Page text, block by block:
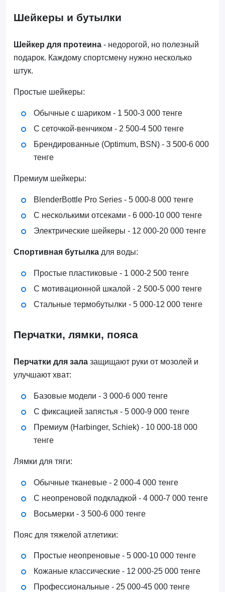
Шейкеры и бутылки
Шейкер для протеина- недорогой, но полезный
подарок. Каждому спортсмену нужно несколько
штук.
Простые шейкеры:
Обычные с шариком - 1 500-3 000 тенге
С сеточкой-венчиком - 2 500-4 500 тенге
Брендированные (Optimum, BSN) - 3 500-6 000
тенге
Премиум шейкеры:
BlenderBottle Pro Series - 5 000-8 000 тенге
С несколькими отсеками - 6 000-10 000 тенге
Электрические шейкеры - 12 000-20 000 тенге
Спортивная бутылкадля воды:
Простые пластиковые - 1 000-2 500 тенге
С мотивационной шкалой - 2 500-5 000 тенге
Стальные термобутылки - 5 000-12 000 тенге
Перчатки, лямки, пояса
Перчатки для залазащищают руки от мозолей и
улучшают хват:
Базовые модели - 3 000-6 000 тенге
С фиксацией запястья - 5 000-9 000 тенге
Премиум (Harbinger, Schiek) - 10 000-18 000
тенге
Лямки для тяги:
Обычные тканевые - 2 000-4 000 тенге
С неопреновой подкладкой - 4 000-7 000 тенге
Восьмерки - 3 500-6 000 тенге
Пояс для тяжелой атлетики:
Простые неопреновые - 5 000-10 000 тенге
Кожаные классические - 12 000-25 000 тенге
Профессиональные - 25 000-45 000 тенге